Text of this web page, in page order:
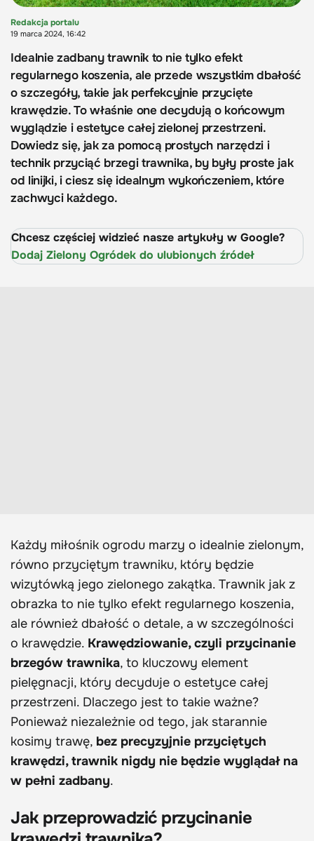
Redakcja portalu
19 marca 2024, 16:42
Idealnie zadbany trawnik to nie tylko efekt
regularnego koszenia, ale przede wszystkim dbałość
o szczegóły, takie jak perfekcyjnie przycięte
krawędzie. To właśnie one decydują o końcowym
wyglądzie i estetyce całej zielonej przestrzeni.
Dowiedz się, jak za pomocą prostych narzędzi i
technik przyciąć brzegi trawnika, by były proste jak
od linijki, i ciesz się idealnym wykończeniem, które
zachwyci każdego.
Chcesz częściej widzieć nasze artykuły w Google?
Dodaj Zielony Ogródek do ulubionych źródeł
Każdy miłośnik ogrodu marzy o idealnie zielonym,
równo przyciętym trawniku, który będzie
wizytówką jego zielonego zakątka. Trawnik jak z
obrazka to nie tylko efekt regularnego koszenia,
ale również dbałość o detale, a w szczególności
o krawędzie. Krawędziowanie, czyli przycinanie
brzegów trawnika, to kluczowy element
pielęgnacji, który decyduje o estetyce całej
przestrzeni. Dlaczego jest to takie ważne?
Ponieważ niezależnie od tego, jak starannie
kosimy trawę, bez precyzyjnie przyciętych
krawędzi, trawnik nigdy nie będzie wyglądał na
w pełni zadbany.
Jak przeprowadzić przycinanie